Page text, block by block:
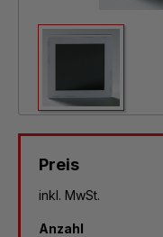
Preis
inkl. MwSt.
Anzahl